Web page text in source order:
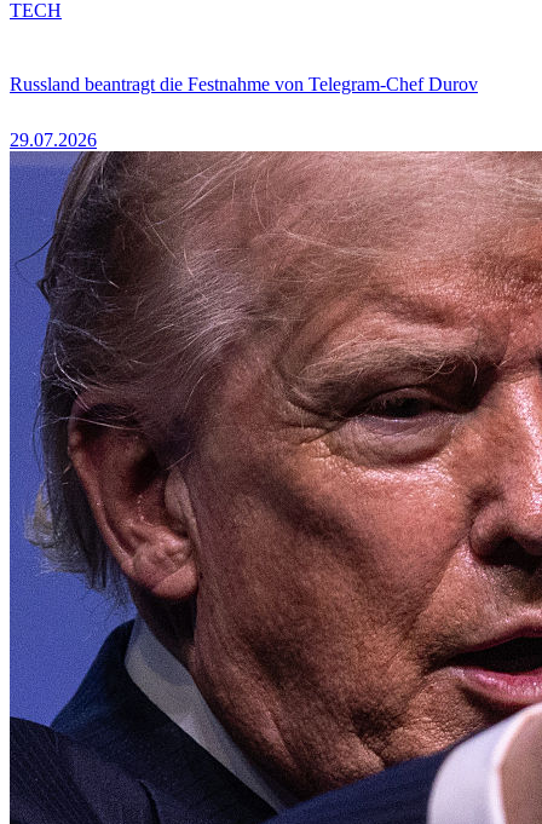
Russland beantragt die Festnahme von Telegram-Chef Durov
29.07.2026
TECH